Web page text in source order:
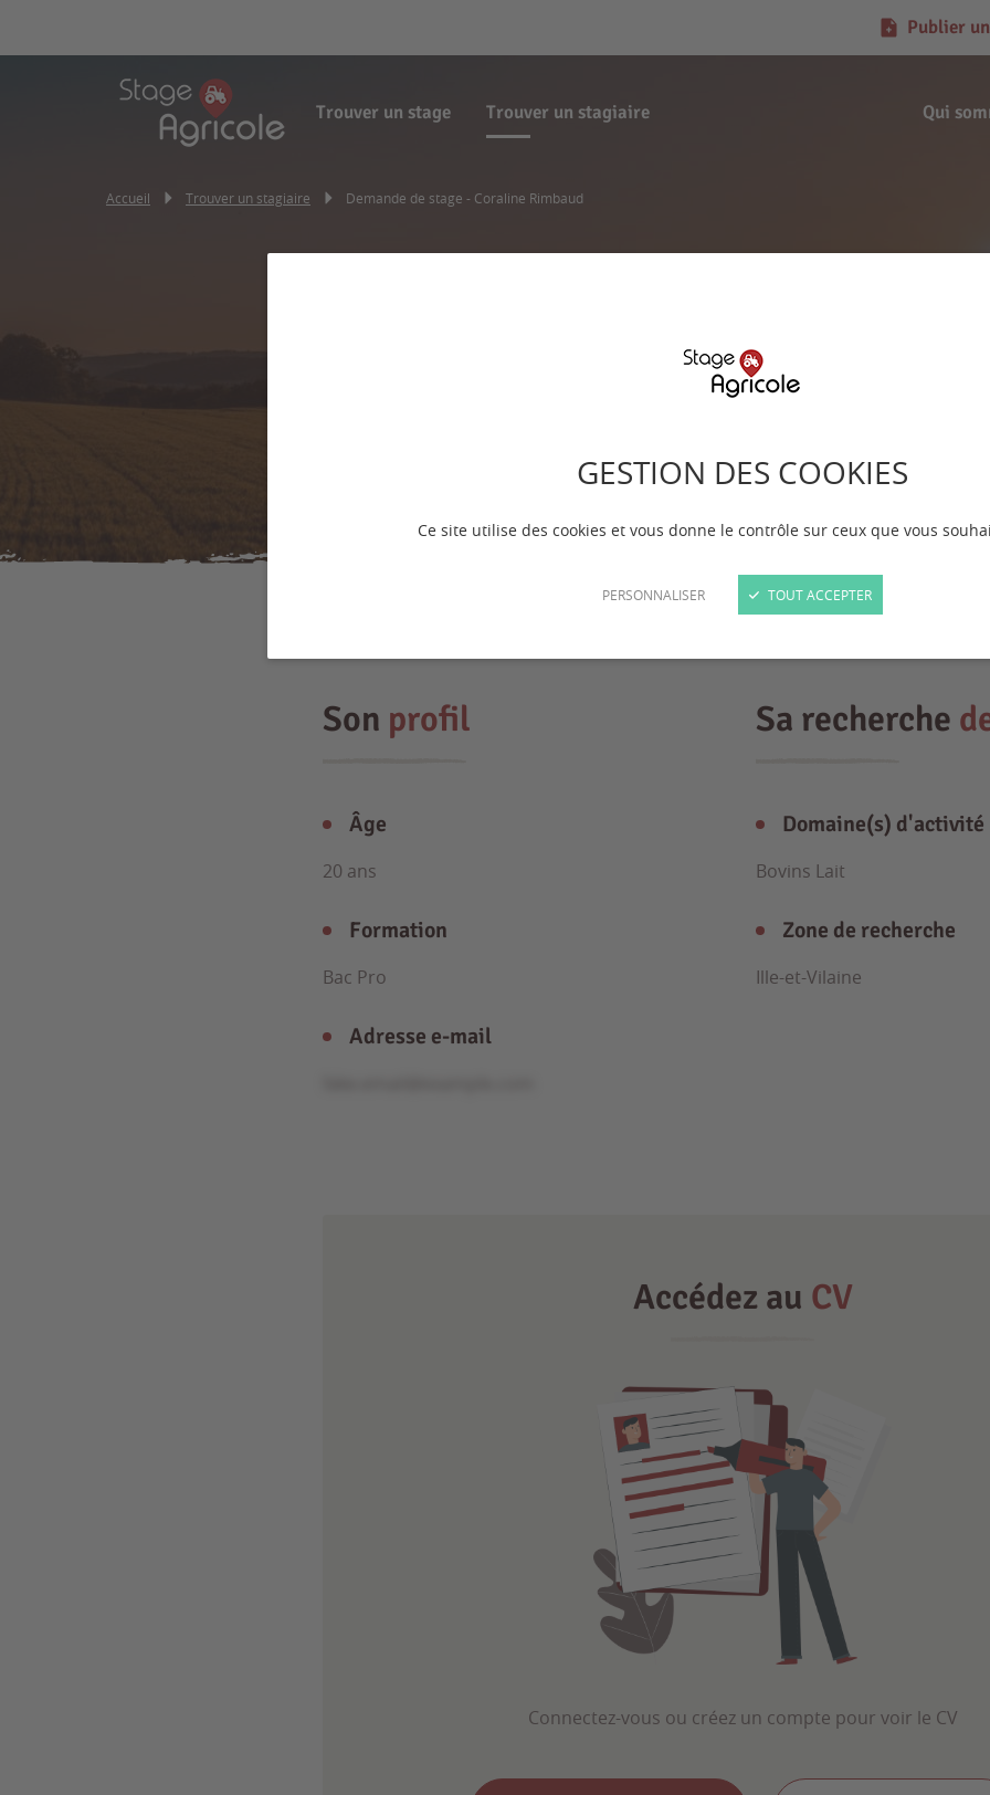
GESTION DES COOKIES
Ce site utilise des cookies et vous donne le contrôle sur ceux que vous
PERSONNALISER TOUT ACCEPTER
Trouver un stage Trouver un stagiaire Qui
Publier
Accueil Trouver un stagiaire Demande de stage - Coraline Rimbaud
Coraline Rimbaud
Son profil
Âge
20 ans
Formation
Bac Pro
Adresse e-mail
Sa recherche
Domaine(s) d'activité
Bovins Lait
Zone de recherche
Ille-et-Vilaine
Accédez au CV
Connectez-vous ou créez un compte pour voir le CV